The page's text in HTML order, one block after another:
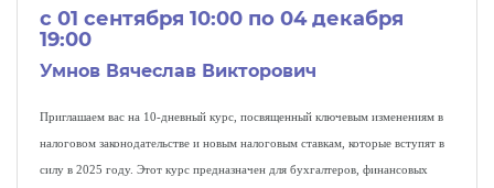
c 01 сентября 10:00 по 04 декабря
19:00
Умнов Вячеслав Викторович
Приглашаем вас на 10-дневный курс, посвященный ключевым изменениям в
налоговом законодательстве и новым налоговым ставкам, которые вступят в
силу в 2025 году. Этот курс предназначен для бухгалтеров, финансовых